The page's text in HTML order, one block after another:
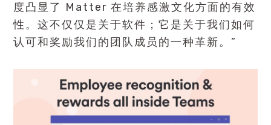
度凸显了 Matter 在培养感激文化方面的有效
性。这不仅仅是关于软件；它是关于我们如何
认可和奖励我们的团队成员的一种革新。”